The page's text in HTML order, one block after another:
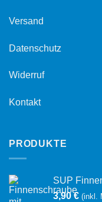
Versand
Datenschutz
Widerruf
Kontakt
PRODUKTE
SUP
3,90€ (inkl.